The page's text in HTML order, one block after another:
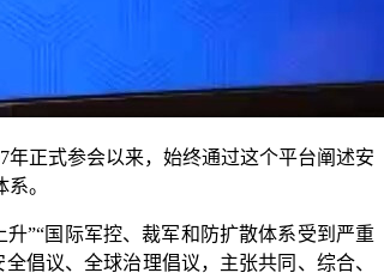
正式参会以来，始终通过这个平台阐述安
。
”“国际军控、裁军和防扩散体系受到严重
倡议、全球治理倡议，主张共同、综合、